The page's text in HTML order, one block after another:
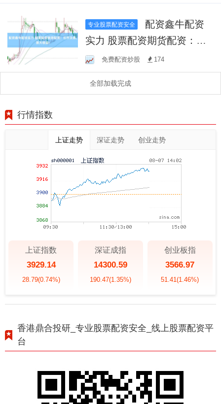
专业股票配资安全
实力 股票配资期货配资：杠
杆交易，放大收益！
免费配资炒股 174
全部加载完成
行情指数
上证走势 深证走势 创业走势
上证指数
3929.14
28.79(0.74%)
深证成指
14300.59
190.47(1.35%)
创业板指
3566.97
51.41(1.46%)
香港鼎合投研_专业股票配资安全_线上股票配资平
台